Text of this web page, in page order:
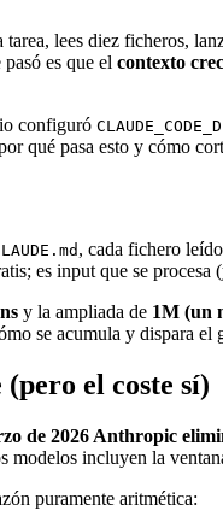
lees diez ficheros,
es que el contexto
configuró
qué pasa esto y cómo
, cada fichero
es input que se
y la ampliada de 1M (un
se acumula y dispara el
el coste sí)
de 2026 Anthropic
modelos incluyen la
puramente aritmética: